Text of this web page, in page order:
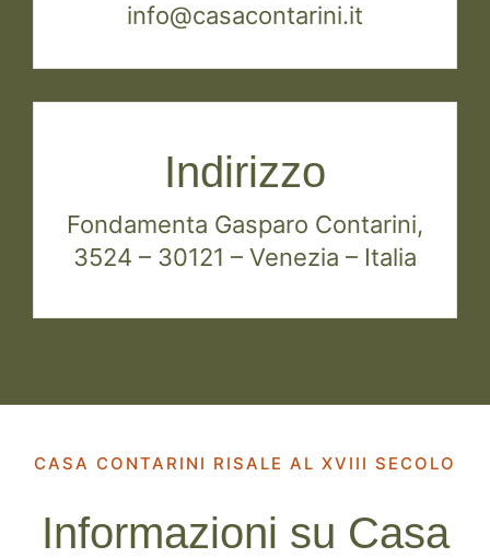
info@casacontarini.it
Indirizzo
Fondamenta Gasparo Contarini,
3524 – 30121 – Venezia – Italia
CASA CONTARINI RISALE AL XVIII SECOLO
Informazioni su Casa